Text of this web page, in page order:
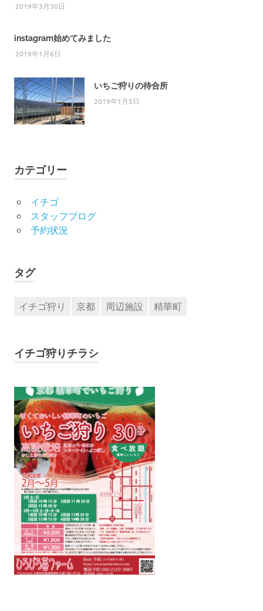
2019年3月30日
instagram始めてみました
2019年1月6日
いちご狩りの待合所
2019年1月5日
カテゴリー
イチゴ
スタッフブログ
予約状況
タグ
イチゴ狩り 京都 周辺施設 精華町
イチゴ狩りチラシ